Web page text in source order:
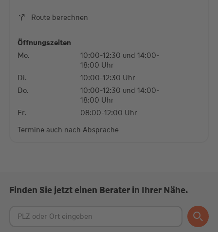
Route berechnen
Öffnungszeiten
Mo.
10:00-12:30 und 14:00-
18:00 Uhr
Di.
10:00-12:30 Uhr
Do.
10:00-12:30 und 14:00-
18:00 Uhr
Fr.
08:00-12:00 Uhr
Termine auch nach Absprache
Finden Sie jetzt einen Berater in Ihrer Nähe.